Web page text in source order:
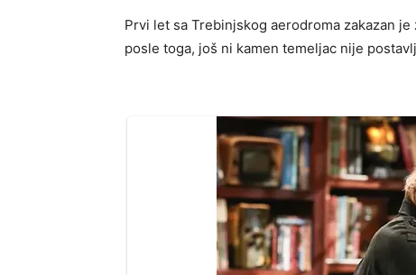
Prvi let sa Trebinjskog aerodroma zakazan
posle toga, još ni kamen temeljac nije